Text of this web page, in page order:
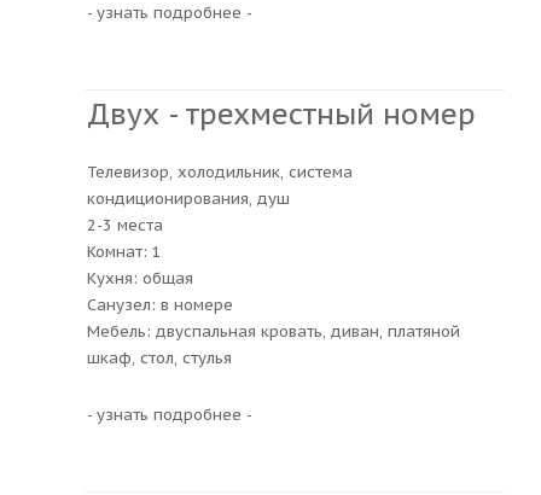
- узнать подробнее -
Двух - трехместный номер
Телевизор, холодильник, система
кондиционирования, душ
2-3 места
Комнат: 1
Кухня: общая
Санузел: в номере
Мебель: двуспальная кровать, диван, платяной
шкаф, стол, стулья
- узнать подробнее -